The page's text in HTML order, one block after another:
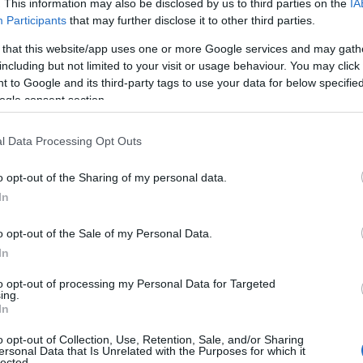
This information may also be disclosed by us to third parties on the
Participants that may further disclose it to other third parties.
that this website/app uses one or more Google services and may
but not limited to your visit or usage behaviour. You may
to Google and its third-party tags to use your data for below
consent section.
Data Processing Opt Outs
opt-out of the Sharing of my personal data.
opt-out of the Sale of my Personal Data.
opt-out of processing my Personal Data for Targeted
opt-out of Collection, Use, Retention, Sale, and/or Sharing
Data that Is Unrelated with the Purposes for which it
της Klavdia, αλλά δεν της το
άλλη μία χρονιά, ώστε να μπορέσει να
από τον Ασπρόπυργο στο Παλαιό
Κλαυδία, ο Τόνι Κονταξάκης ανέφερε:
στις οντισιόν του The Voice – τότε
πιάνο μόνο. Μπαίνει μέσα, της λέω “τι θες
συγκρότημα The Police”.Ανοίγει το στόμα